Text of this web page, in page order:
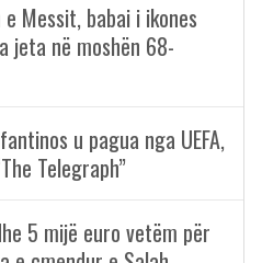
Messit, babai i ikones
jeta në moshën 68-
u pagua nga UEFA,
Telegraph”
5 mijë euro vetëm për